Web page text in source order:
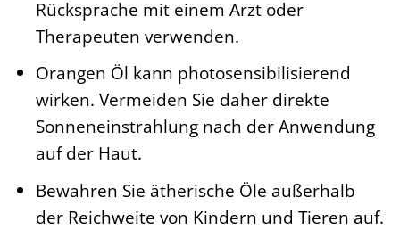
Rücksprache mit einem Arzt oder
Therapeuten verwenden.
Orangen Öl kann photosensibilisierend
wirken. Vermeiden Sie daher direkte
Sonneneinstrahlung nach der Anwendung
auf der Haut.
Bewahren Sie ätherische Öle außerhalb
der Reichweite von Kindern und Tieren auf.